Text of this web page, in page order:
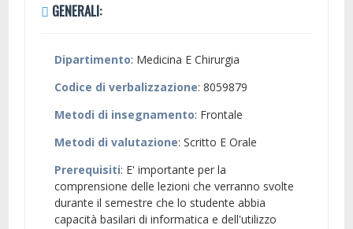
GENERALI:
Dipartimento: Medicina E Chirurgia
Codice di verbalizzazione: 8059879
Metodi di insegnamento: Frontale
Metodi di valutazione: Scritto E Orale
Prerequisiti: E' importante per la
comprensione delle lezioni che verranno svolte
durante il semestre che lo studente abbia
capacità basilari di informatica e dell'utilizzo